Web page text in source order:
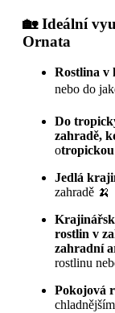
🏡Ideální
Ornata
Rostlina v
nebo do
Do
zahradě,
o
Jedlá
zahradě 🍌
rostlin v
zahradní
rostlinu
Pokojová